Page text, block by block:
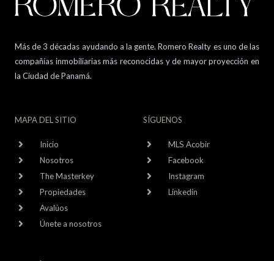
Más de 3 décadas ayudando a la gente. Romero Realty es uno de las
compañías inmobiliarias más reconocidas y de mayor proyección en
la Ciudad de Panamá.
MAPA DEL SITIO
Inicio
Nosotros
The Masterkey
Propiedades
Avalúos
Únete a nosotros
SÍGUENOS
MLS Acobir
Facebook
Instagram
Linkedin